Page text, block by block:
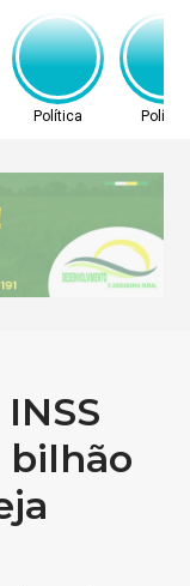
Política Política
bilhão